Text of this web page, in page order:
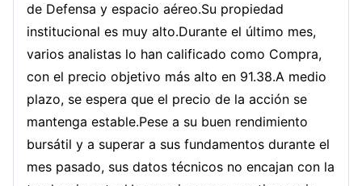
de Defensa y espacio aéreo.Su propiedad
institucional es muy alto.Durante el último mes,
varios analistas lo han calificado como Compra,
con el precio objetivo más alto en 91.38.A medio
plazo, se espera que el precio de la acción se
mantenga estable.Pese a su buen rendimiento
bursátil y a superar a sus fundamentos durante el
mes pasado, sus datos técnicos no encajan con la